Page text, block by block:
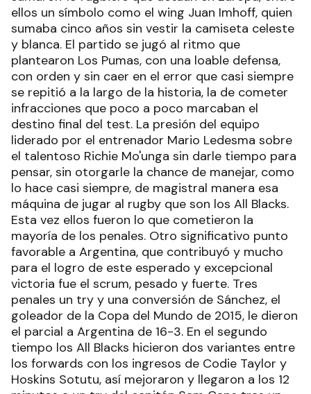
ellos un símbolo como el wing Juan Imhoff, quien
sumaba cinco años sin vestir la camiseta celeste
y blanca. El partido se jugó al ritmo que
plantearon Los Pumas, con una loable defensa,
con orden y sin caer en el error que casi siempre
se repitió a la largo de la historia, la de cometer
infracciones que poco a poco marcaban el
destino final del test. La presión del equipo
liderado por el entrenador Mario Ledesma sobre
el talentoso Richie Mo'unga sin darle tiempo para
pensar, sin otorgarle la chance de manejar, como
lo hace casi siempre, de magistral manera esa
máquina de jugar al rugby que son los All Blacks.
Esta vez ellos fueron lo que cometieron la
mayoría de los penales. Otro significativo punto
favorable a Argentina, que contribuyó y mucho
para el logro de este esperado y excepcional
victoria fue el scrum, pesado y fuerte. Tres
penales un try y una conversión de Sánchez, el
goleador de la Copa del Mundo de 2015, le dieron
el parcial a Argentina de 16-3. En el segundo
tiempo los All Blacks hicieron dos variantes entre
los forwards con los ingresos de Codie Taylor y
Hoskins Sotutu, así mejoraron y llegaron a los 12